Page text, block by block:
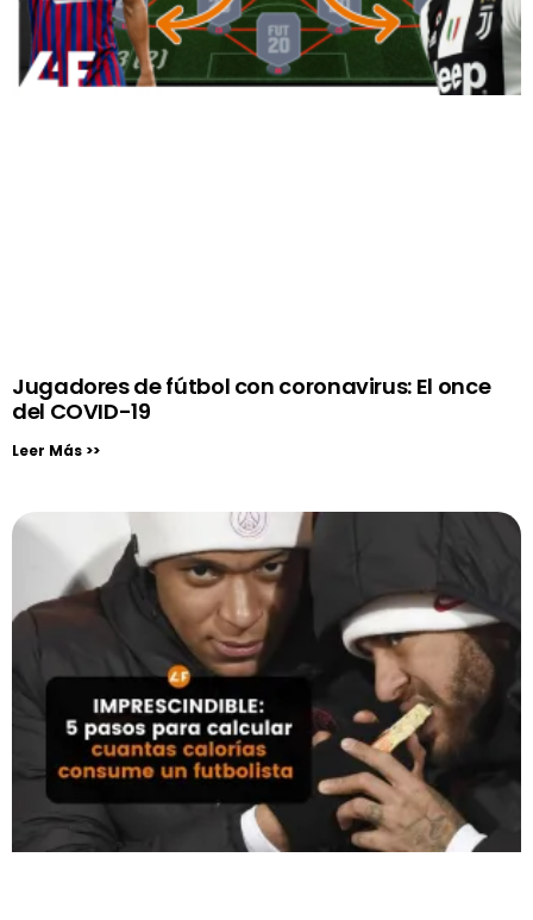
Jugadores de fútbol con coronavirus: El once
del COVID-19
Leer Más >>